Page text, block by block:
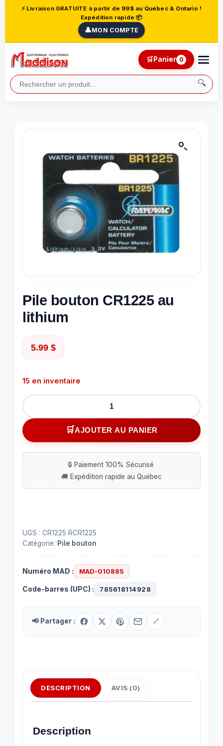
⚡ Livraison GRATUITE à partir de 99$ au Québec & Ontario !
Expédition rapide 📦
👤MON COMPTE
🔍
🛒Panier 0
Pile bouton CR1225 au
lithium
5.99 $
15 en inventaire
quantité
de
Pile
bouton
au
lithium
AJOUTER AU PANIER
UGS : CR1225 RCR1225
Catégorie: Pile bouton
Numéro MAD : MAD-010885
Code-barres (UPC) : 785618114928
📢 Partager : 🔗
DESCRIPTION AVIS (0)
Description